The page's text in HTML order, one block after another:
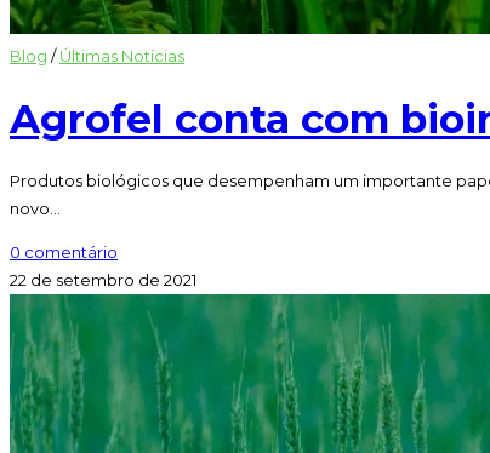
Blog /Últimas Notícias
Agrofel conta com
Produtos biológicos que desempenham um importante
novo…
0 comentário
22 de setembro de 2021